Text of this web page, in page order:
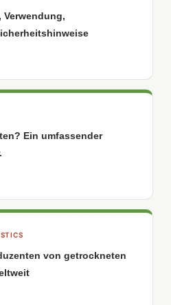
Verwendung,
Ein umfassender
von getrockneten